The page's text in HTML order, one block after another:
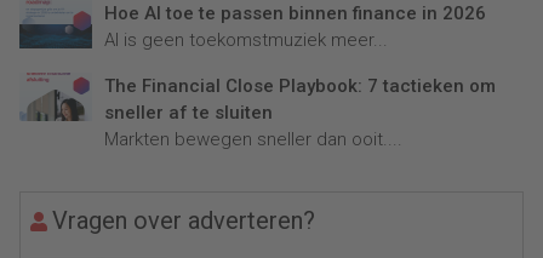
Hoe AI toe te passen binnen finance in 2026
AI is geen toekomstmuziek meer...
The Financial Close Playbook: 7 tactieken om
sneller af te sluiten
Markten bewegen sneller dan ooit....
Vragen over adverteren?